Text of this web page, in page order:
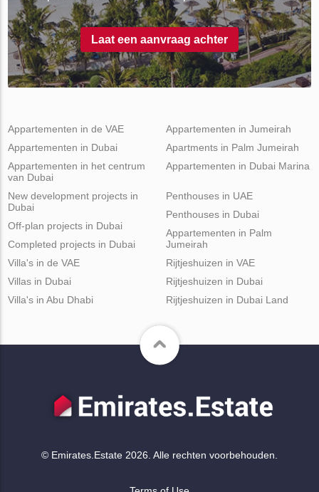
Laat een aanvraag achter
Appartementen in de VAE
Appartementen in Dubai
Appartementen in het centrum
van Dubai
Appartementen in Jumeirah
Apartments in Palm Jumeirah
Appartementen in Dubai Marina
New development projects in
Dubai
Off-plan projects in Dubai
Completed projects in Dubai
Penthouses in UAE
Penthouses in Dubai
Appartementen in Palm
Jumeirah
Villa's in de VAE
Villas in Dubai
Villa's in Abu Dhabi
Rijtjeshuizen in VAE
Rijtjeshuizen in Dubai
Rijtjeshuizen in Dubai Land
© Emirates.Estate 2026. Alle rechten voorbehouden.